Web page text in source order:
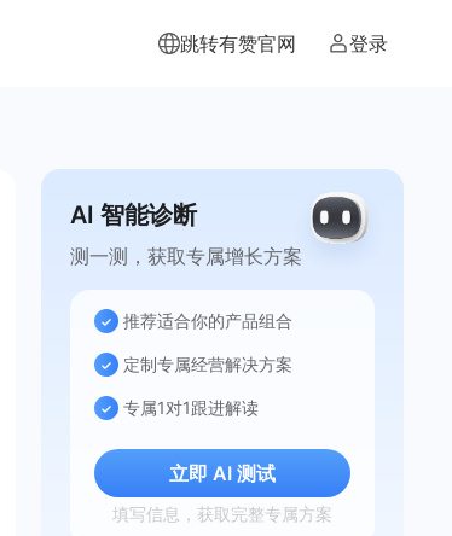
跳转有赞官网 登录
AI 智能诊断
测一测，获取专属增长方案
推荐适合你的产品组合
定制专属经营解决方案
专属1对1跟进解读
立即 AI 测试
填写信息，获取完整专属方案